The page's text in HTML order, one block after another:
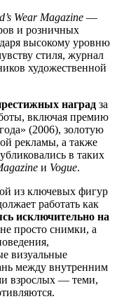
Wear Magazine —
и розничных
высокому уровню
стиля, журнал
художественной
наград за
включая премию
(2006), золотую
рекламы, а также
в таких
и Vogue.
из ключевых фигур
работать как
исключительно на
просто снимки, а
визуальные
между внутренним
взрослых — теми,